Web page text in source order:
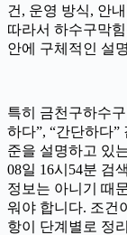
건, 운영 방식, 안
따라서 하수구막
안에 구체적인 설
특히 금천구하수
하다”, “간단하다”
준을 설명하고 있
08일 16시54분 검
정보는 아니기 때
워야 합니다. 조건
항이 단계별로 정